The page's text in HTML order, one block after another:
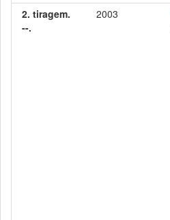
2. tiragem.
--.
2003